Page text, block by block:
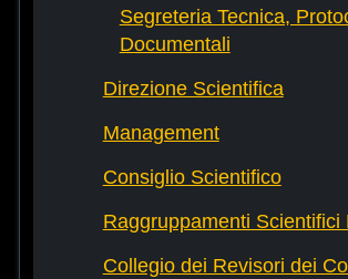
Segreteria Tecnica,
Documentali
Direzione Scientifica
Management
Consiglio Scientifico
Raggruppamenti Scientifici
Collegio dei Revisori dei